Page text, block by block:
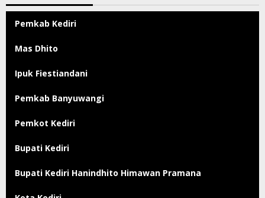
Pemkab Kediri
Mas Dhito
Ipuk Fiestiandani
Pemkab Banyuwangi
Pemkot Kediri
Bupati Kediri
Bupati Kediri Hanindhito Himawan Pramana